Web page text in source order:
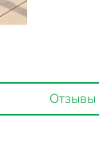
Отзывы